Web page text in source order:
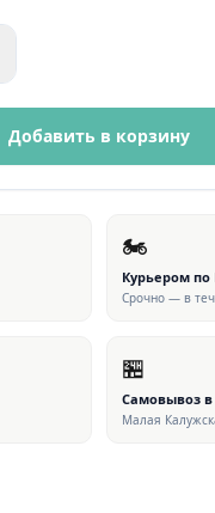
Добавить в корзину
🏍
Курьером по
Срочно — в
🏪
Самовывоз
Малая